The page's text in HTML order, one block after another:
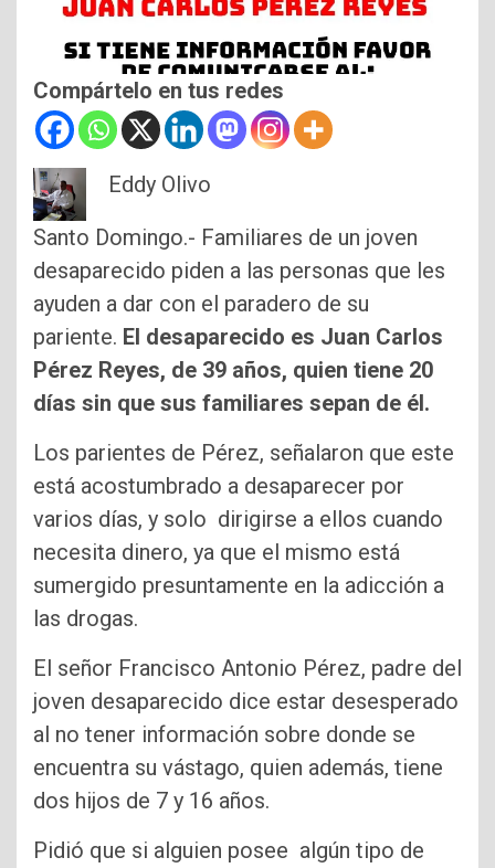
Compártelo en tus redes
Eddy Olivo
Santo Domingo.- Familiares de un joven
desaparecido piden a las personas que les
ayuden a dar con el paradero de su
pariente. El desaparecido es Juan Carlos
Pérez Reyes, de 39 años, quien tiene 20
días sin que sus familiares sepan de él.
Los parientes de Pérez, señalaron que este
está acostumbrado a desaparecer por
varios días, y solo dirigirse a ellos cuando
necesita dinero, ya que el mismo está
sumergido presuntamente en la adicción a
las drogas.
El señor Francisco Antonio Pérez, padre del
joven desaparecido dice estar desesperado
al no tener información sobre donde se
encuentra su vástago, quien además, tiene
dos hijos de 7 y 16 años.
Pidió que si alguien posee algún tipo de